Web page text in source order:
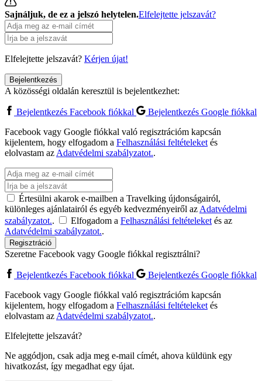
Sajnáljuk, de ez a jelszó helytelen.Elfelejtette jelszavát?
Elfelejtette jelszavát? Kérjen újat!
Bejelentkezés
A közösségi oldalán keresztül is bejelentkezhet:
Bejelentkezés Facebook fiókkal
Bejelentkezés Google fiókkal
Facebook vagy Google fiókkal való regisztrációm kapcsán
kijelentem, hogy elfogadom a Felhasználási feltételeketés
elolvastam azAdatvédelmi szabályzatot..
Értesülni akarok e-mailben a Travelking újdonságairól,
különleges ajánlatairól és egyéb kedvezményeiről azAdatvédelmi
szabályzatot.. Elfogadom a Felhasználási feltételeketés az
Adatvédelmi szabályzatot..
Regisztráció
Szeretne Facebook vagy Google fiókkal regisztrálni?
Bejelentkezés Facebook fiókkal
Bejelentkezés Google fiókkal
Facebook vagy Google fiókkal való regisztrációm kapcsán
kijelentem, hogy elfogadom a Felhasználási feltételeketés
elolvastam azAdatvédelmi szabályzatot..
Elfelejtette jelszavát?
Ne aggódjon, csak adja meg e-mail címét, ahova küldünk egy
hivatkozást, így megadhat egy újat.